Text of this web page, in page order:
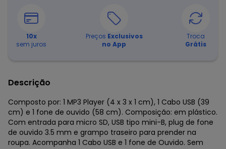
10x
sem juros
Preços Exclusivos
no App
Troca
Grátis
Descrição
Composto por: 1 MP3 Player (4 x 3 x 1 cm), 1 Cabo USB (39
cm) e 1 fone de ouvido (58 cm). Composição: em plástico.
Com entrada para micro SD, USB tipo mini-B, plug de fone
de ouvido 3.5 mm e grampo traseiro para prender na
roupa. Acompanha 1 Cabo USB e 1 fone de Ouvido. Sem